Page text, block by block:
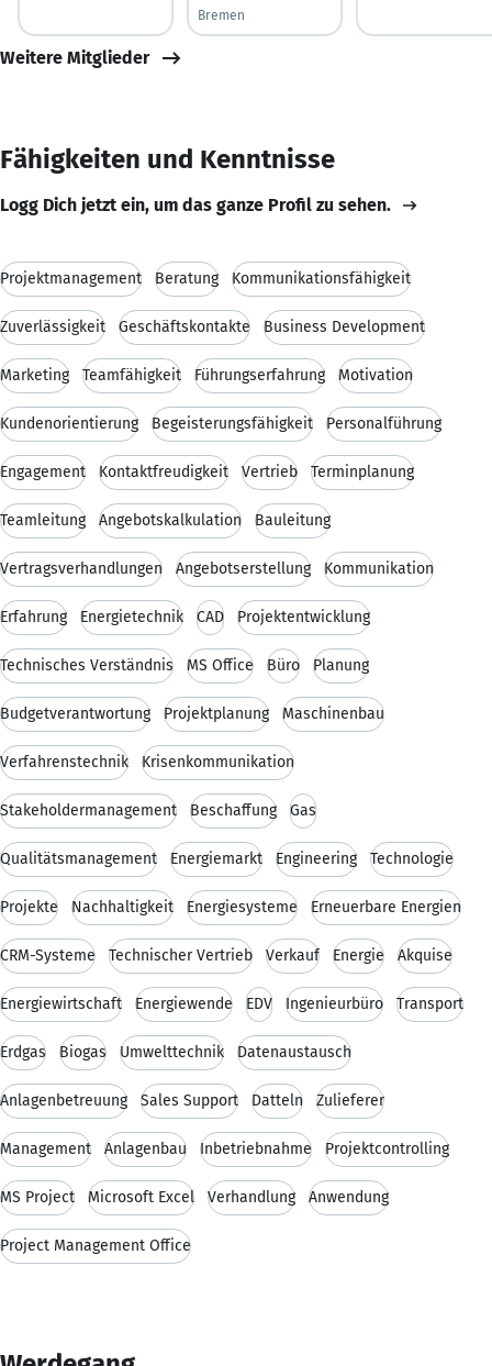
Bremen
Weitere Mitglieder
Fähigkeiten und Kenntnisse
Logg Dich jetzt ein, um das ganze Profil zu sehen.
Projektmanagement Beratung Kommunikationsfähigkeit
Zuverlässigkeit Geschäftskontakte Business Development
Marketing Teamfähigkeit Führungserfahrung Motivation
Kundenorientierung Begeisterungsfähigkeit Personalführung
Engagement Kontaktfreudigkeit Vertrieb Terminplanung
Teamleitung Angebotskalkulation Bauleitung
Vertragsverhandlungen Angebotserstellung Kommunikation
Erfahrung Energietechnik CAD Projektentwicklung
Technisches Verständnis MS Office Büro Planung
Budgetverantwortung Projektplanung Maschinenbau
Verfahrenstechnik Krisenkommunikation
Stakeholdermanagement Beschaffung Gas
Qualitätsmanagement Energiemarkt Engineering Technologie
Projekte Nachhaltigkeit Energiesysteme Erneuerbare Energien
CRM-Systeme Technischer Vertrieb Verkauf Energie Akquise
Energiewirtschaft Energiewende EDV Ingenieurbüro Transport
Erdgas Biogas Umwelttechnik Datenaustausch
Anlagenbetreuung Sales Support Datteln Zulieferer
Management Anlagenbau Inbetriebnahme Projektcontrolling
MS Project Microsoft Excel Verhandlung Anwendung
Project Management Office